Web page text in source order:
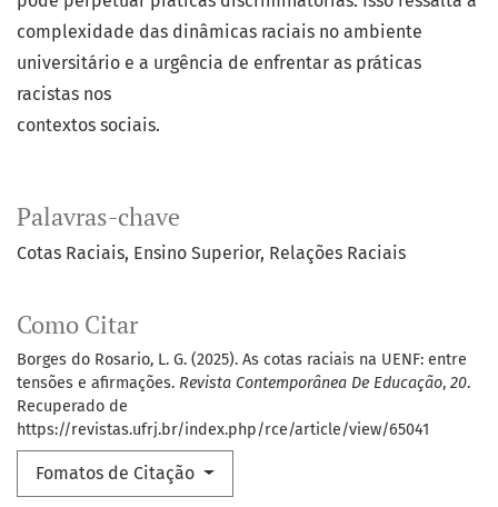
Palavras-chave
Cotas Raciais Ensino Superior Relações Raciais
Como Citar
Borges do Rosario, L. G. (2025). As cotas raciais na UENF: entre
tensões e afirmações. Revista Contemporânea De Educação, 20.
Recuperado de
https://revistas.ufrj.br/index.php/rce/article/view/65041
Fomatos de Citação
complexidade das dinâmicas raciais no ambiente
universitário e a urgência de enfrentar as práticas
racistas nos
contextos sociais.